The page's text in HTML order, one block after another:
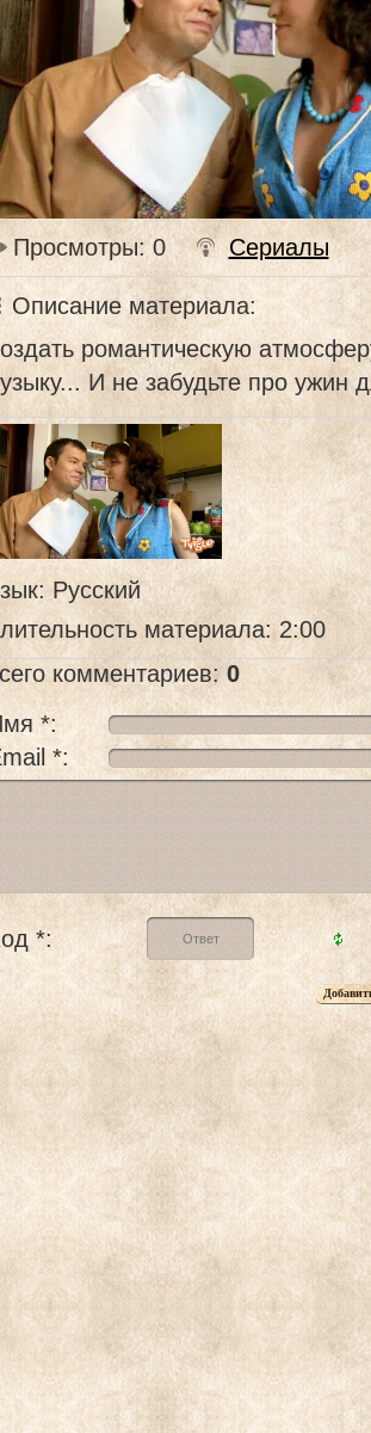
Просмотры: 0 Сериалы
Описание материала:
романтическую
И не забудьте про ужин
: Русский
материала: 2:00
комментариев:0
*:
*:
*: